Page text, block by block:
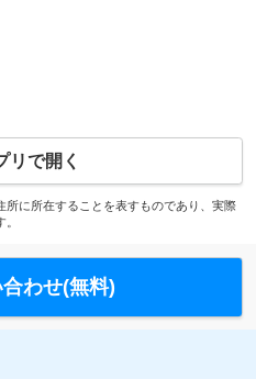
リで開く
に所在することを表すものであり、実際
わせ(無料)